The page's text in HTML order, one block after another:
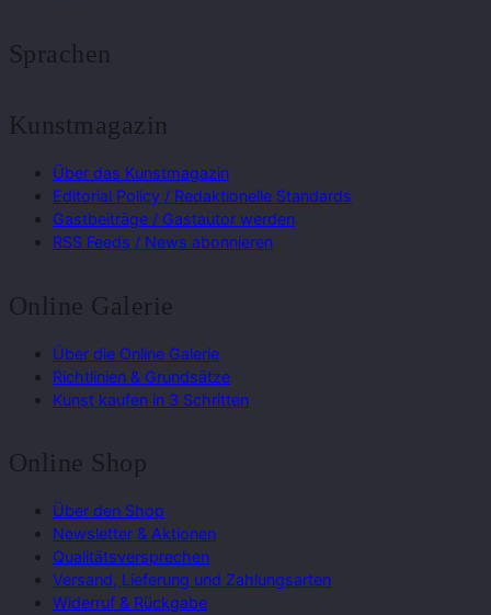
Sprachen
Kunstmagazin
Über das Kunstmagazin
Editorial Policy / Redaktionelle Standards
Gastbeiträge / Gastautor werden
RSS Feeds / News abonnieren
Online Galerie
Über die Online Galerie
Richtlinien & Grundsätze
Kunst kaufen in 3 Schritten
Online Shop
Über den Shop
Newsletter & Aktionen
Qualitätsversprechen
Versand, Lieferung und Zahlungsarten
Widerruf & Rückgabe